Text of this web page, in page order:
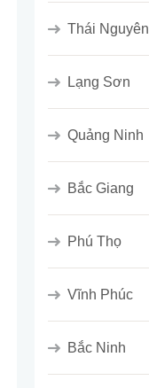
Thái Nguyên
Lạng Sơn
Quảng Ninh
Bắc Giang
Phú Thọ
Vĩnh Phúc
Bắc Ninh